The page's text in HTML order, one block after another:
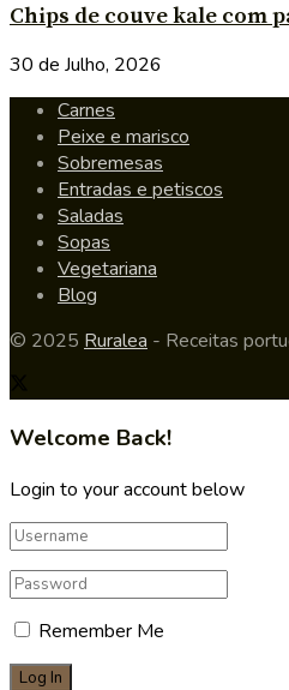
Chips de couve kale com
30 de Julho, 2026
Carnes
Peixe e marisco
Sobremesas
Entradas e petiscos
Saladas
Sopas
Vegetariana
Blog
© 2025 Ruralea - Receitas
Welcome Back!
Login to your account below
Remember Me